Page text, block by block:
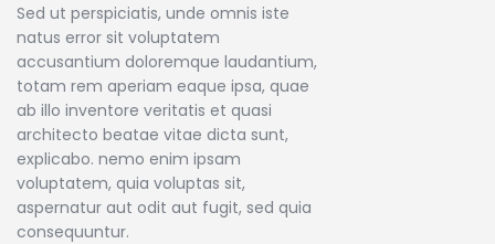
Sed ut perspiciatis, unde omnis iste
natus error sit voluptatem
accusantium doloremque laudantium,
totam rem aperiam eaque ipsa, quae
ab illo inventore veritatis et quasi
architecto beatae vitae dicta sunt,
explicabo. nemo enim ipsam
voluptatem, quia voluptas sit,
aspernatur aut odit aut fugit, sed quia
consequuntur.